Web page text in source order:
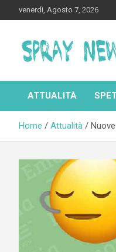
to
venerdì, Agosto 7, 2026
ATTUALITÀ
Home Attualità